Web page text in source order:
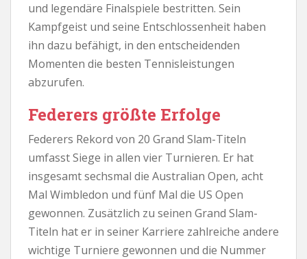
und legendäre Finalspiele bestritten. Sein
Kampfgeist und seine Entschlossenheit haben
ihn dazu befähigt, in den entscheidenden
Momenten die besten Tennisleistungen
abzurufen.
Federers größte Erfolge
Federers Rekord von 20 Grand Slam-Titeln
umfasst Siege in allen vier Turnieren. Er hat
insgesamt sechsmal die Australian Open, acht
Mal Wimbledon und fünf Mal die US Open
gewonnen. Zusätzlich zu seinen Grand Slam-
Titeln hat er in seiner Karriere zahlreiche andere
wichtige Turniere gewonnen und die Nummer